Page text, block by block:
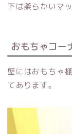
下は柔らかいマ
おもちゃコー
壁にはおもちゃ
てあります。